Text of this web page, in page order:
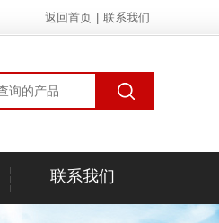
返回首页 联系我们
联系我们